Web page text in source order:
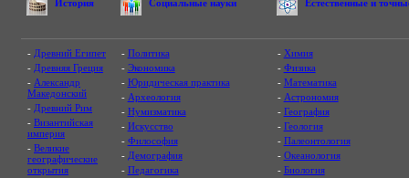
История Социальные науки Естественные и
- Древний Египет
- Древняя Греция
- Александр
Македонский
- Древний Рим
- Византийская
империя
- Великие
географические
открытия
- Политика
- Экономика
- Юридическая практика
- Археология
- Нумизматика
- Искусство
- Философия
- Демография
- Педагогика
- Химия
- Физика
- Математика
- Астрономия
- География
- Геология
- Палеонтология
- Океанология
- Биология